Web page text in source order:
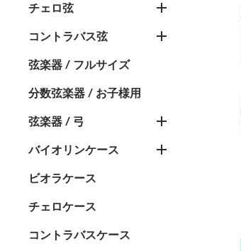
チェロ弦
コントラバス弦
弦楽器 / フルサイズ
分数弦楽器 / お子様用
弦楽器 / 弓
バイオリンケース
ビオラケース
チェロケース
コントラバスケース